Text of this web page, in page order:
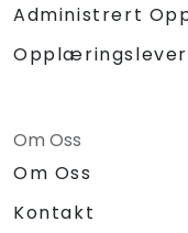
Administrert
Om Oss
Om Oss
Kontakt